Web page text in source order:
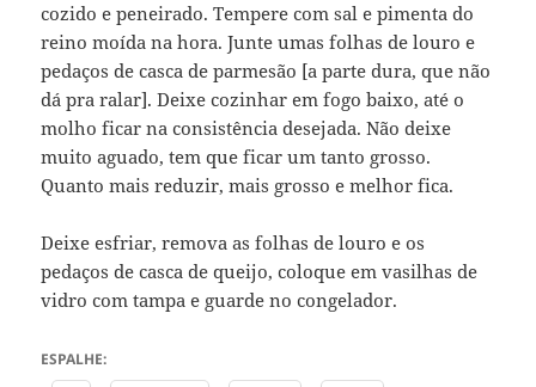
cozido e peneirado. Tempere com sal e pimenta do
reino moída na hora. Junte umas folhas de louro e
pedaços de casca de parmesão [a parte dura, que não
dá pra ralar]. Deixe cozinhar em fogo baixo, até o
molho ficar na consistência desejada. Não deixe
muito aguado, tem que ficar um tanto grosso.
Quanto mais reduzir, mais grosso e melhor fica.
Deixe esfriar, remova as folhas de louro e os
pedaços de casca de queijo, coloque em vasilhas de
vidro com tampa e guarde no congelador.
ESPALHE: